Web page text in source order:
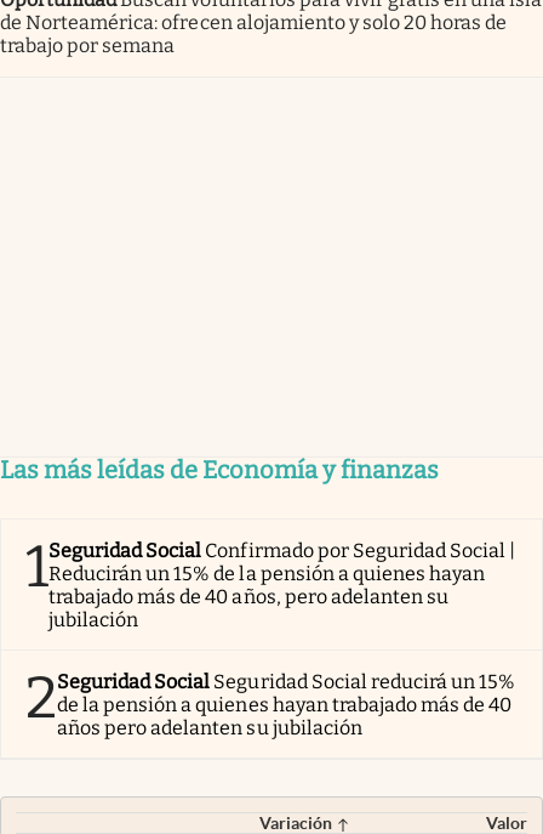
de Norteamérica: ofrecen alojamiento y solo 20 horas de
trabajo por semana
Las más leídas de Economía y finanzas
1Seguridad Social Confirmado por Seguridad Social |
Reducirán un 15% de la pensión a quienes hayan
trabajado más de 40 años, pero adelanten su
jubilación
2Seguridad Social Seguridad Social reducirá un 15%
de la pensión a quienes hayan trabajado más de 40
años pero adelanten su jubilación
Variación
Valor